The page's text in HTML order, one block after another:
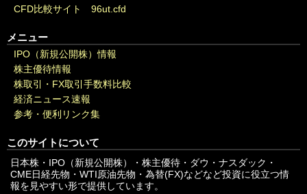
CFD比較サイト 96ut.cfd
メニュー
IPO（新規公開株）情報
株主優待情報
株取引・FX取引手数料比較
経済ニュース速報
参考・便利リンク集
このサイトについて
日本株・IPO（新規公開株）・株主優待・ダウ・ナスダック・
CME日経先物・WTI原油先物・為替(FX)などなど投資に役立つ情
報を見やすい形で提供しています。